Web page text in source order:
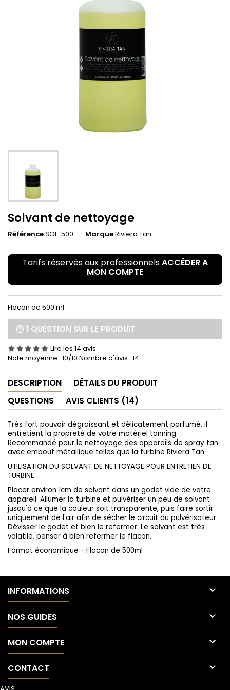
Solvant de nettoyage
RéférenceSOL-500 MarqueRiviera Tan
Tarifs réservés aux professionnelsACCÉDER A
MON COMPTE
Flacon de 500 ml
1 QUESTION SUR LE PRODUIT
Lire les 14 avis
Note moyenne : 10/10 Nombre d'avis : 14
DESCRIPTION
DÉTAILS DU PRODUIT
QUESTIONS
AVIS CLIENTS (14)
Très fort pouvoir dégraissant et délicatement parfumé, il
entretient la propreté de votre matériel tanning.
Recommandé pour le nettoyage des appareils de spray tan
avec embout métallique telles que la turbine Riviera Tan
UTILISATION DU SOLVANT DE NETTOYAGE POUR ENTRETIEN DE
TURBINE :
Placer environ 1cm de solvant dans un godet vide de votre
appareil. Allumer la turbine et pulvériser un peu de solvant
jusqu'à ce que la couleur soit transparente, puis faire sortir
uniquement de l'air afin de sécher le circuit du pulvérisateur.
Dévisser le godet et bien le refermer. Le solvant est très
volatile, penser à bien refermer le flacon.
Format économique - Flacon de 500ml
INFORMATIONS 
NOS GUIDES 
MON COMPTE 
CONTACT 